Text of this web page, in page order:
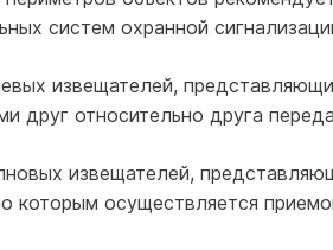
систем охранной
извещателей,
друг относительно друга
извещателей,
которым осуществляется